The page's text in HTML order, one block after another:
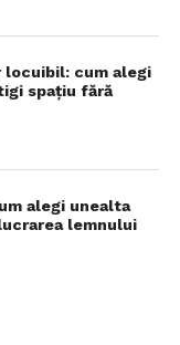
locuibil: cum alegi
spațiu fără
alegi unealta
lemnului